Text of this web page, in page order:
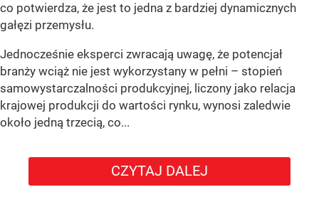
co potwierdza, że jest to jedna z bardziej dynamicznych
gałęzi przemysłu.
Jednocześnie eksperci zwracają uwagę, że potencjał
branży wciąż nie jest wykorzystany w pełni – stopień
samowystarczalności produkcyjnej, liczony jako relacja
krajowej produkcji do wartości rynku, wynosi zaledwie
około jedną trzecią, co...
CZYTAJ DALEJ